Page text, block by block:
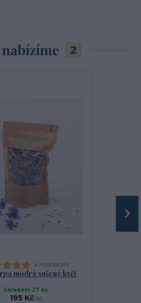
2
4 hodnocení
modrá sušený květ
195 Kč/ks
Skladem 27 ks